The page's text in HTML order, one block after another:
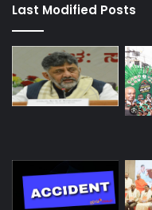
Last Modified Posts